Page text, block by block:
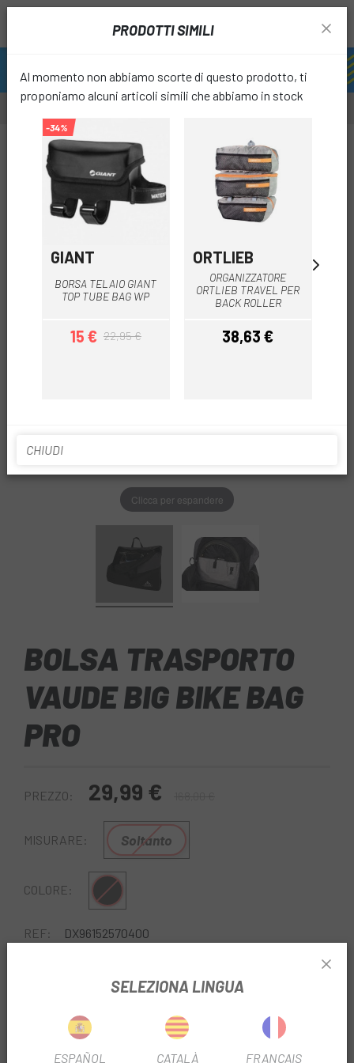
Clicca per espandere
BOLSA TRASPORTO
VAUDE BIG BIKE BAG
PRO
PREZZO: 29,99 €
MISURARE: Soltanto
COLORE: Nero
REF: DX96152570400
Esaurito
FAMMI SAPERE QUANDO SEI DISPONIBILE.
PRODOTTI SIMILI
Al momento non abbiamo scorte di questo prodotto, ti
proponiamo alcuni articoli simili che abbiamo in stock
-34%
GIANT
BORSA TELAIO GIANT
TOP TUBE BAG WP
Prezzo
15 € Prezzo base
22,95 €
ORTLIEB
ORGANIZZATORE
ORTLIEB TRAVEL PER
BACK ROLLER
Prezzo
38,63 €
CHIUDI
SELEZIONA LINGUA
ESPAÑOL CATALÀ FRANÇAIS